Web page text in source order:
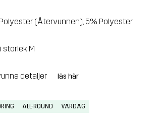
(Återvunnen), 5% Polyester
storlek M
detaljer läs här
ALL-ROUND VARDAG